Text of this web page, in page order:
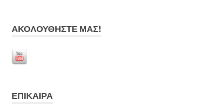
ΑΚΟΛΟΥΘΉΣΤΕ ΜΑΣ!
ΕΠΊΚΑΙΡΑ